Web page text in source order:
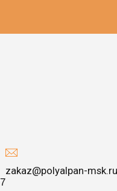
zakaz@polyalpan-msk.ru